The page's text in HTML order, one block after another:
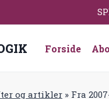
Forside
og artikler » Fra